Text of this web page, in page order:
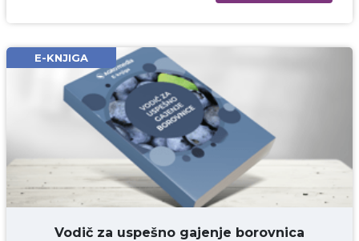
Email* obavezno
Komentar* obavezno
DODAJ KOMENTAR
E-KNJIGA
Vodič za uspešno gajenje borovnica